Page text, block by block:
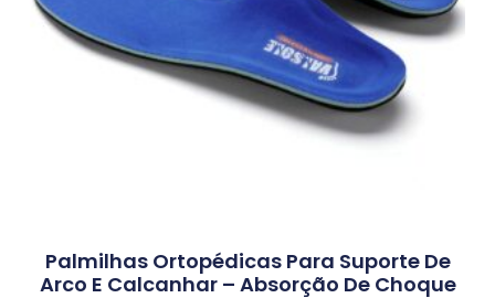
Palmilhas Ortopédicas Para Suporte De
Arco E Calcanhar – Absorção De Choque